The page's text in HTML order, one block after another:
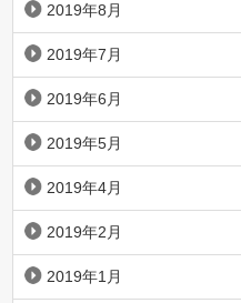
2019年8月
2019年7月
2019年6月
2019年5月
2019年4月
2019年2月
2019年1月